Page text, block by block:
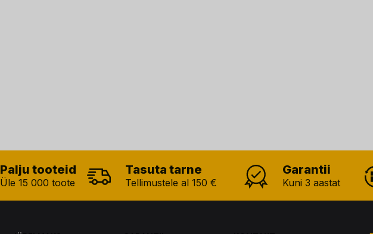
Palju tooteid
Üle 15 000 toote
Tasuta tarne
Tellimustele al 150 €
Garantii
Kuni 3 aastat